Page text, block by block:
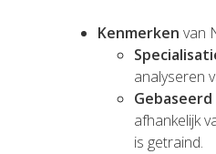
Kenmerken van
analyseren
afhankelijk
is getraind.